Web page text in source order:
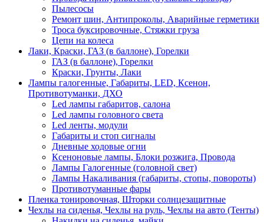
Пылесосы
Ремонт шин, Антипроколы, Аварийные герметики
Троса буксировочные, Стяжки груза
Цепи на колеса
Лаки, Краски, ГАЗ (в баллоне), Горелки
ГАЗ (в баллоне), Горелки
Краски, Грунты, Лаки
Лампы галогенные, Габариты, LED, Ксенон,
Противотуманки, ДХО
Led лампы габаритов, салона
Led лампы головного света
Led ленты, модули
Габариты и стоп сигналы
Дневные ходовые огни
Ксеноновые лампы, Блоки розжига, Провода
Лампы Галогенные (головной свет)
Лампы Накаливания (габариты, стопы, повороты)
Противотуманные фары
Пленка тонировочная, Шторки солнцезащитные
Чехлы на сиденья, Чехлы на руль, Чехлы на авто (Тенты)